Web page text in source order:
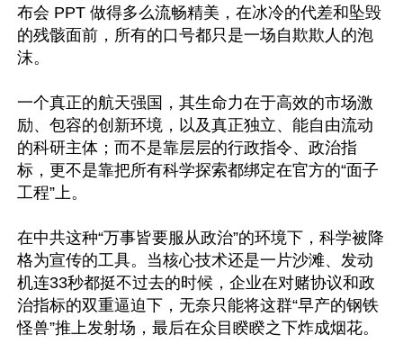
布会 PPT 做得多么流畅精美，在冰冷的代差和坠毁
的残骸面前，所有的口号都只是一场自欺欺人的泡
沫。
一个真正的航天强国，其生命力在于高效的市场激
励、包容的创新环境，以及真正独立、能自由流动
的科研主体；而不是靠层层的行政指令、政治指
标，更不是靠把所有科学探索都绑定在官方的“面子
工程”上。
在中共这种“万事皆要服从政治”的环境下，科学被降
格为宣传的工具。当核心技术还是一片沙滩、发动
机连33秒都挺不过去的时候，企业在对赌协议和政
治指标的双重逼迫下，无奈只能将这群“早产的钢铁
怪兽”推上发射场，最后在众目睽睽之下炸成烟花。